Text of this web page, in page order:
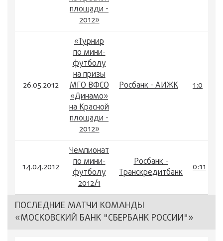
площади -
2012»
26.05.2012
«Турнир
по мини-
футболу
на призы
МГО ВФСО
«Динамо»
на Красной
площади -
2012»
Росбанк - АИЖК 1:0
14.04.2012
Чемпионат
по мини-
футболу
2012/1
Росбанк -
Транскредитбанк
0:11
ПОСЛЕДНИЕ МАТЧИ КОМАНДЫ
«МОСКОВСКИЙ БАНК "СБЕРБАНК РОССИИ"»